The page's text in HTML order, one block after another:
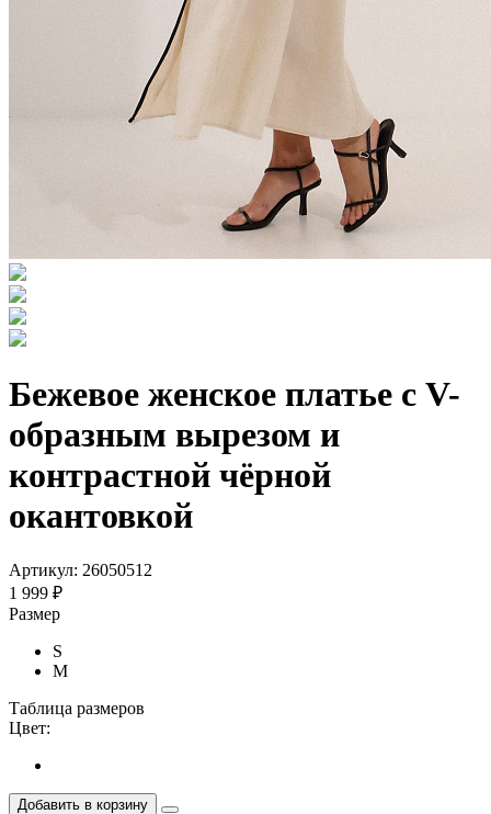
Бежевое женское платье с V-
образным вырезом и
контрастной чёрной
окантовкой
Артикул: 26050512
1 999 ₽
Размер
S
M
Таблица размеров
Цвет:
Добавить в корзину